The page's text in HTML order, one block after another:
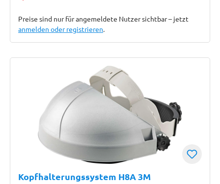
Preise sind nur für angemeldete Nutzer sichtbar – jetzt
anmelden oder registrieren.
Kopfhalterungssystem H8A 3M